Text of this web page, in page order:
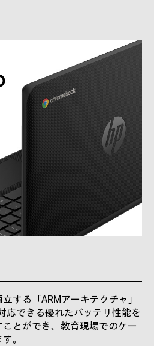
する「ARMアーキテクチャ」
応できる優れたバッテリ性能を
とができ、教育現場でのケー
。